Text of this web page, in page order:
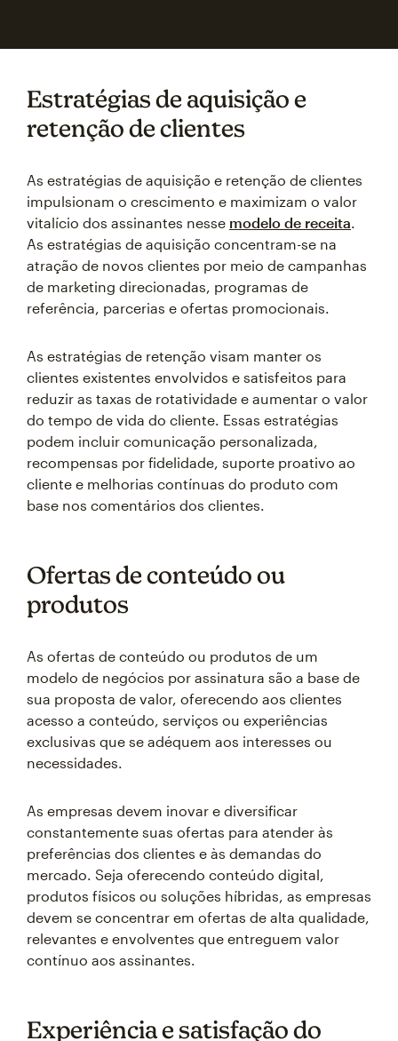
Estratégias de aquisição e
retenção de clientes
As estratégias de aquisição e retenção de clientes
impulsionam o crescimento e maximizam o valor
vitalício dos assinantes nesse modelo de receita.
As estratégias de aquisição concentram-se na
atração de novos clientes por meio de campanhas
de marketing direcionadas, programas de
referência, parcerias e ofertas promocionais.
As estratégias de retenção visam manter os
clientes existentes envolvidos e satisfeitos para
reduzir as taxas de rotatividade e aumentar o valor
do tempo de vida do cliente. Essas estratégias
podem incluir comunicação personalizada,
recompensas por fidelidade, suporte proativo ao
cliente e melhorias contínuas do produto com
base nos comentários dos clientes.
Ofertas de conteúdo ou
produtos
As ofertas de conteúdo ou produtos de um
modelo de negócios por assinatura são a base de
sua proposta de valor, oferecendo aos clientes
acesso a conteúdo, serviços ou experiências
exclusivas que se adéquem aos interesses ou
necessidades.
As empresas devem inovar e diversificar
constantemente suas ofertas para atender às
preferências dos clientes e às demandas do
mercado. Seja oferecendo conteúdo digital,
produtos físicos ou soluções híbridas, as empresas
devem se concentrar em ofertas de alta qualidade,
relevantes e envolventes que entreguem valor
contínuo aos assinantes.
Experiência e satisfação do